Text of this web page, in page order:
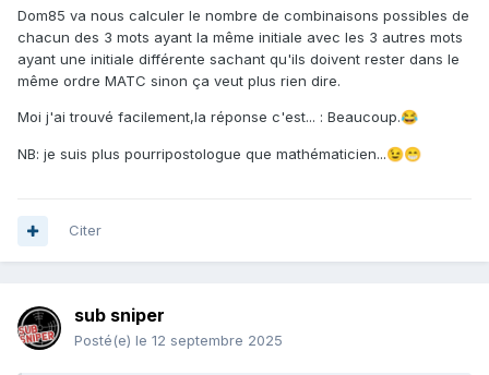
Dom85 va nous calculer le nombre de combinaisons possibles de
chacun des 3 mots ayant la même initiale avec les 3 autres mots
ayant une initiale différente sachant qu'ils doivent rester dans le
même ordre MATC sinon ça veut plus rien dire.
Moi j'ai trouvé facilement,la réponse c'est... : Beaucoup.😂
NB: je suis plus pourripostologue que mathématicien...😉😁
Citer
sub sniper
Posté(e) le 12 septembre 2025